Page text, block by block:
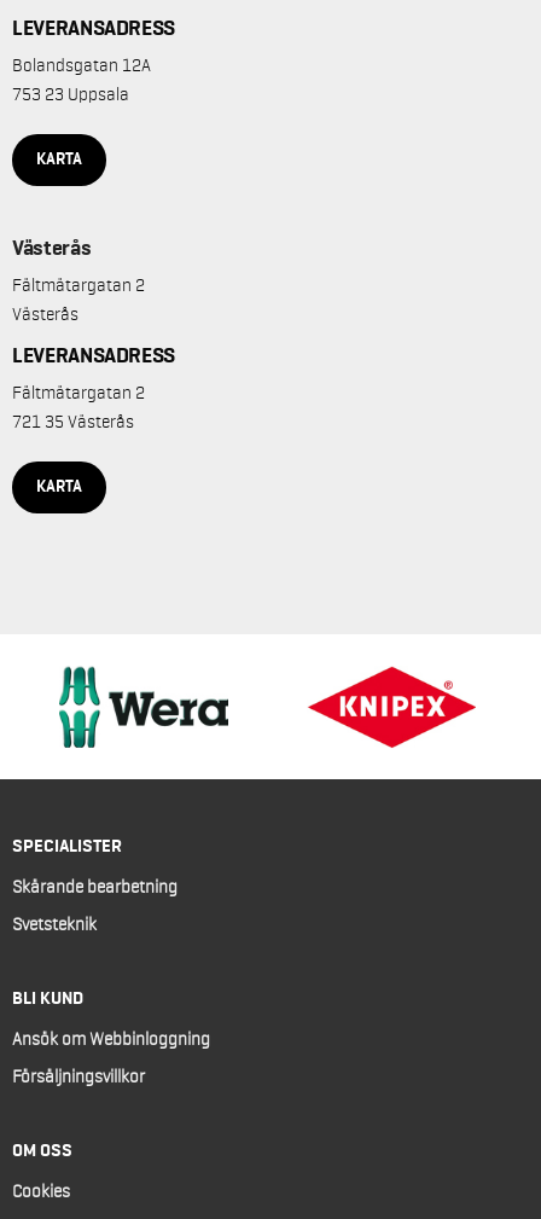
LEVERANSADRESS
Bolandsgatan 12A
753 23 Uppsala
KARTA
Västerås
Fältmätargatan 2
Västerås
LEVERANSADRESS
Fältmätargatan 2
721 35 Västerås
KARTA
SPECIALISTER
Skärande bearbetning
Svetsteknik
BLI KUND
Ansök om Webbinloggning
Försäljningsvillkor
OM OSS
Cookies